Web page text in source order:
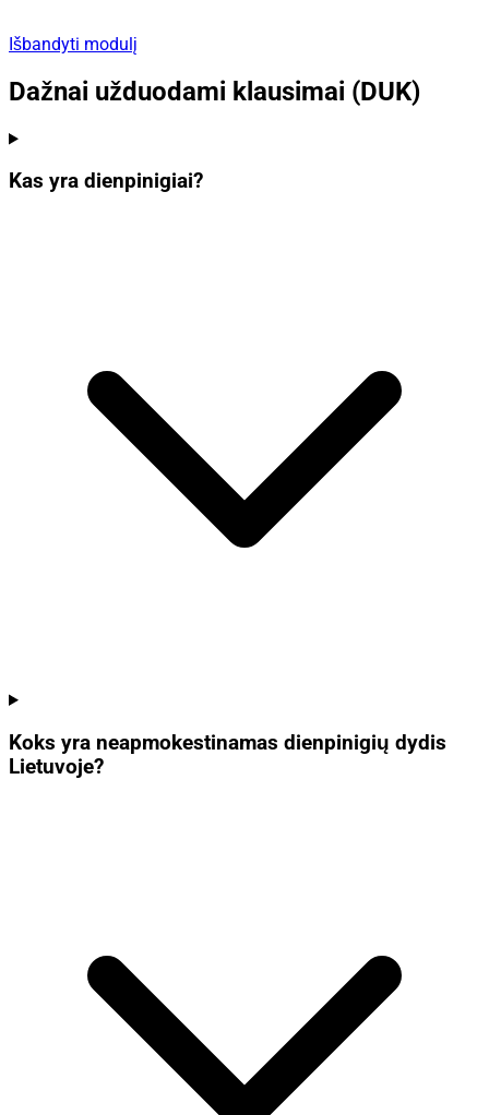
Išbandyti modulį
Dažnai užduodami klausimai (DUK)
Kas yra dienpinigiai?
Koks yra neapmokestinamas dienpinigių dydis
Lietuvoje?